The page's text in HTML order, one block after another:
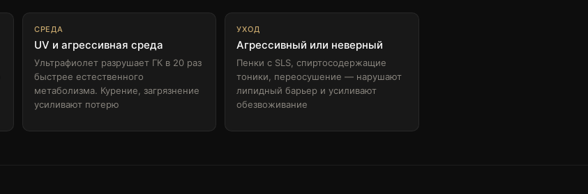
СРЕДА
UV и агрессивная среда
Ультрафиолет разрушает ГК в 20 раз
быстрее естественного
метаболизма. Курение, загрязнение
усиливают потерю
УХОД
Агрессивный или неверный
Пенки с SLS, спиртосодержащие
тоники, переосушение — нарушают
липидный барьер и усиливают
обезвоживание